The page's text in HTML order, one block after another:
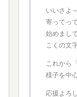
いいさよ
寄ってっ
始めまし
こくの文
これから
様子を中
応援よろ